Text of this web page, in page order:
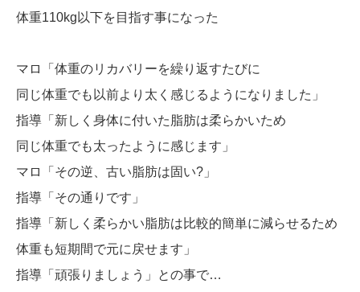
体重110kg以下を目指す事になった
マロ「体重のリカバリーを繰り返すたびに
同じ体重でも以前より太く感じるようになりました」
指導「新しく身体に付いた脂肪は柔らかいため
同じ体重でも太ったように感じます」
マロ「その逆、古い脂肪は固い?」
指導「その通りです」
指導「新しく柔らかい脂肪は比較的簡単に減らせるため
体重も短期間で元に戻せます」
指導「頑張りましょう」との事で…